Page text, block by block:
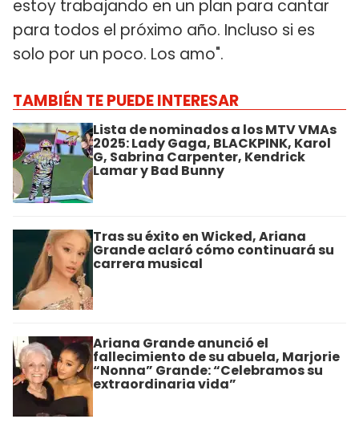
estoy trabajando en un plan para cantar
para todos el próximo año. Incluso si es
solo por un poco. Los amo".
TAMBIÉN TE PUEDE INTERESAR
Lista de nominados a los MTV VMAs
2025: Lady Gaga, BLACKPINK, Karol
G, Sabrina Carpenter, Kendrick
Lamar y Bad Bunny
Tras su éxito en Wicked, Ariana
Grande aclaró cómo continuará su
carrera musical
Ariana Grande anunció el
fallecimiento de su abuela, Marjorie
“Nonna” Grande: “Celebramos su
extraordinaria vida”